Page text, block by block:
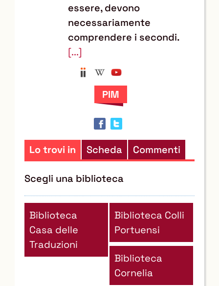
il
documento
risorse
AnobiiWikipedia
essere, devono
necessariamente
comprendere i secondi.
[...]
Lo trovi in Scheda Commenti
Scegli una biblioteca
Biblioteca
Casa delle
Traduzioni
Biblioteca Colli
Portuensi
Biblioteca
Cornelia